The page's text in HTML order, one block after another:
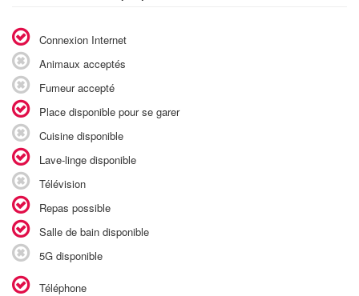
Connexion Internet
Animaux acceptés
Fumeur accepté
Place disponible pour se garer
Cuisine disponible
Lave-linge disponible
Télévision
Repas possible
Salle de bain disponible
5G disponible
Téléphone